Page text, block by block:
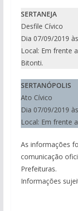
SERTANEJA
Desfile Cívico
Dia 07/09/2019
Local: Em frente
Bitonti.
SERTANÓPOLIS
Ato Cívico
Dia 07/09/2019
Local: Em frente
As informações
comunicação
Prefeituras.
Informações